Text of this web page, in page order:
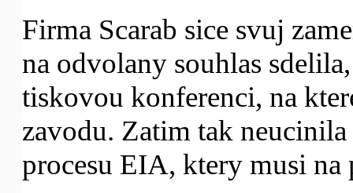
Firma Scarab sice svuj
na odvolany souhlas
tiskovou konferenci, na
zavodu. Zatim tak neucinila
procesu EIA, ktery musi